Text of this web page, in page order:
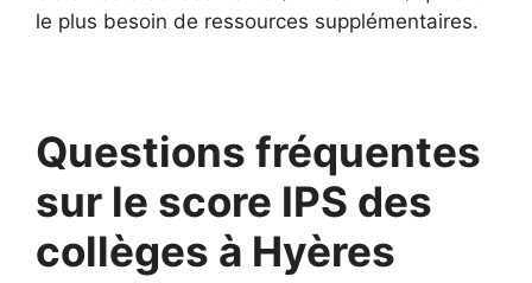
le plus besoin de ressources supplémentaires.
Questions fréquentes
sur le score IPS des
collèges à Hyères